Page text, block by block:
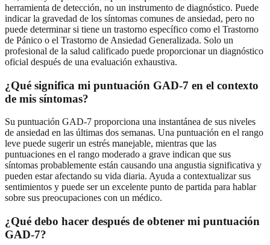
herramienta de detección, no un instrumento de diagnóstico. Puede
indicar la gravedad de los síntomas comunes de ansiedad, pero no
puede determinar si tiene un trastorno específico como el Trastorno
de Pánico o el Trastorno de Ansiedad Generalizada. Solo un
profesional de la salud calificado puede proporcionar un diagnóstico
oficial después de una evaluación exhaustiva.
¿Qué significa mi puntuación GAD-7 en el contexto
de mis síntomas?
Su puntuación GAD-7 proporciona una instantánea de sus niveles
de ansiedad en las últimas dos semanas. Una puntuación en el rango
leve puede sugerir un estrés manejable, mientras que las
puntuaciones en el rango moderado a grave indican que sus
síntomas probablemente están causando una angustia significativa y
pueden estar afectando su vida diaria. Ayuda a contextualizar sus
sentimientos y puede ser un excelente punto de partida para hablar
sobre sus preocupaciones con un médico.
¿Qué debo hacer después de obtener mi puntuación
GAD-7?